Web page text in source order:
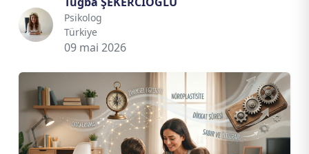
Psikolog
Türkiye
09 mai 2026